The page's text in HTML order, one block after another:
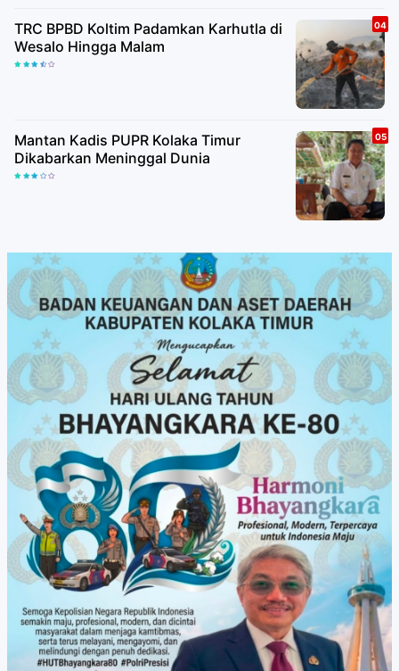
TRC BPBD Koltim Padamkan Karhutla di
Wesalo Hingga Malam
Mantan Kadis PUPR Kolaka Timur
Dikabarkan Meninggal Dunia